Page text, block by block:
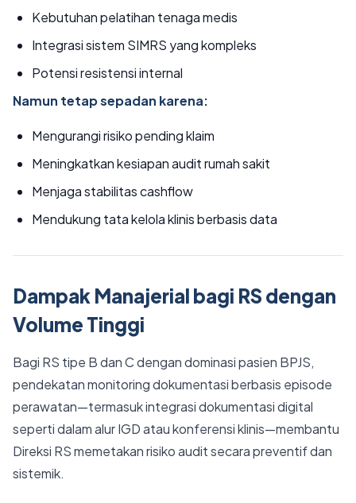
Kebutuhan pelatihan tenaga medis
Integrasi sistem SIMRS yang kompleks
Potensi resistensi internal
Namun tetap sepadan karena:
Mengurangi risiko pending klaim
Meningkatkan kesiapan audit rumah sakit
Menjaga stabilitas cashflow
Mendukung tata kelola klinis berbasis data
Dampak Manajerial bagi RS dengan
Volume Tinggi
Bagi RS tipe B dan C dengan dominasi pasien BPJS,
pendekatan monitoring dokumentasi berbasis episode
perawatan—termasuk integrasi dokumentasi digital
seperti dalam alur IGD atau konferensi klinis—membantu
Direksi RS memetakan risiko audit secara preventif dan
sistemik.